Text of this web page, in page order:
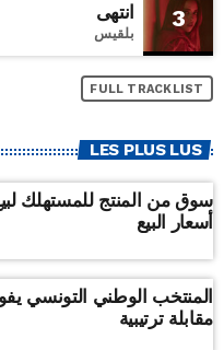
3 انتهى
بلقيس
FULL TRACKLIST
LES PLUS LUS
سوق من المنتج للمستهلك
أسعار البيع
المنتخب الوطني التونسي
مقابلة ترتيبية